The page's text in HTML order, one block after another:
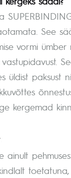
See
vormi
üldist paksust
kergemad
ainult